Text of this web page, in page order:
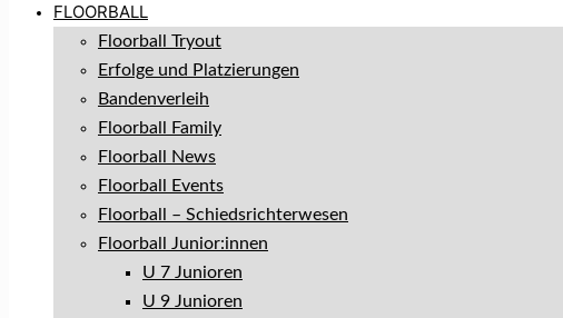
FLOORBALL
Floorball Tryout
Erfolge und Platzierungen
Bandenverleih
Floorball Family
Floorball News
Floorball Events
Floorball – Schiedsrichterwesen
Floorball Junior:innen
U 7 Junioren
U 9 Junioren